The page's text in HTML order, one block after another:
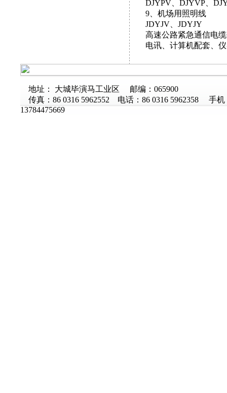
DJYPV、DJYVP、
9、机场用照明线
JDYJV、JDYJY
高速公路紧急通信电缆
电讯、计算机配套、
地址： 大城毕演马工业区 邮编：065900
传真：86 0316 5962552 电话：86 0316 5962358 手机
13784475669